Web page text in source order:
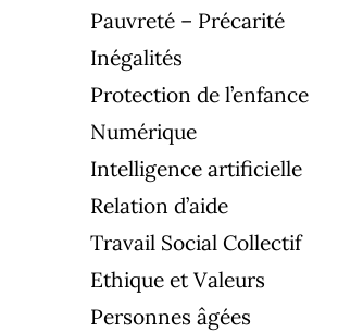
Pauvreté – Précarité
Inégalités
Protection de l’enfance
Numérique
Intelligence artificielle
Relation d’aide
Travail Social Collectif
Ethique et Valeurs
Personnes âgées